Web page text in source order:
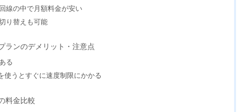
線の中で月額料金が安い
り替えも可能
ランのデメリット・注意点
る
使うとすぐに速度制限にかかる
料金比較